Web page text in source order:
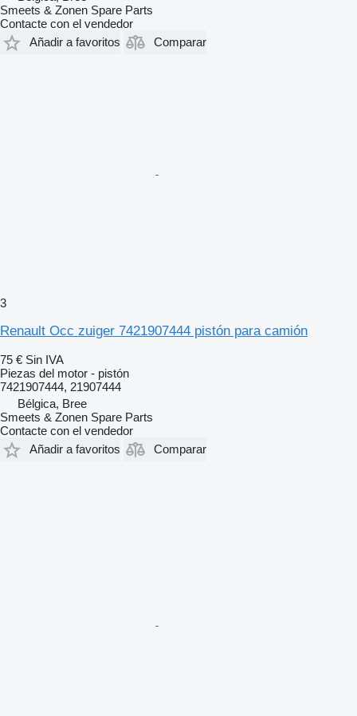
Smeets & Zonen Spare Parts
Contacte con el vendedor
Añadir a favoritos
Comparar
3
Renault Occ zuiger 7421907444 pistón para camión
75 € Sin IVA
Piezas del motor - pistón
7421907444, 21907444
Bélgica, Bree
Smeets & Zonen Spare Parts
Contacte con el vendedor
Añadir a favoritos
Comparar